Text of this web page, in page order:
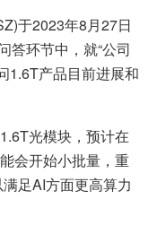
于2023年8月27日
答环节中，就“公司
1.6T产品目前进展和
光模块，预计在
会开始小批量，重
足AI方面更高算力